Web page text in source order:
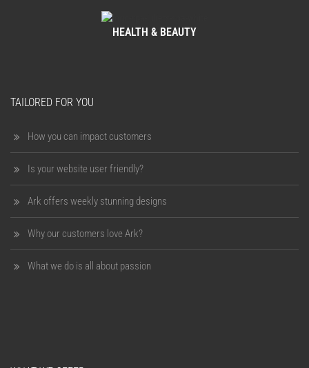
HEALTH & BEAUTY
TAILORED FOR YOU
How you can impact customers
Is your website user friendly?
Ark offers weekly stunning designs
Why our customers love Ark?
What we do is all about passion